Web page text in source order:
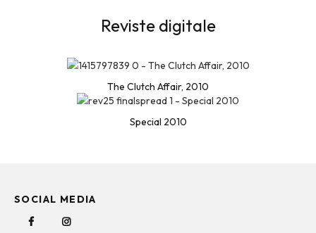
Reviste digitale
The Clutch Affair, 2010
Special 2010
SOCIAL MEDIA